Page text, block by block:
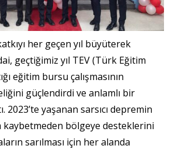
her geçen yıl büyüterek
geçtiğimiz yıl TEV (Türk Eğitim
eğitim bursu çalışmasının
güçlendirdi ve anlamlı bir
2023’te yaşanan sarsıcı depremin
kaybetmeden bölgeye desteklerini
sarılması için her alanda